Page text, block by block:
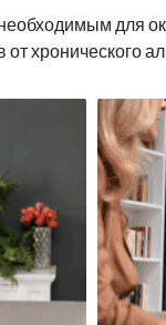
для
хронического